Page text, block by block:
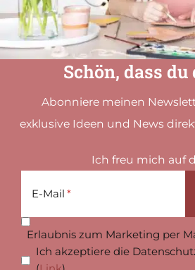
Schön, dass du
Abonniere meinen
exklusive Ideen und News
Ich freu mich auf
E-Mail
Erlaubnis zum Marketing per
Ich akzeptiere die